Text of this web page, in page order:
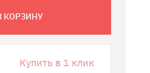
КОРЗИНУ
Купить в 1 клик